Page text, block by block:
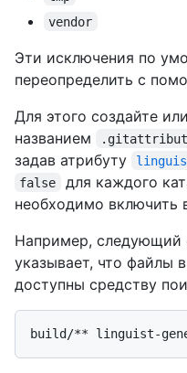
vendor
Эти исключения по
переопределить с
Для этого создайте
названием
задав атрибуту
false
для каждого
необходимо включить
Например, следующий
указывает, что файлы
доступны средству